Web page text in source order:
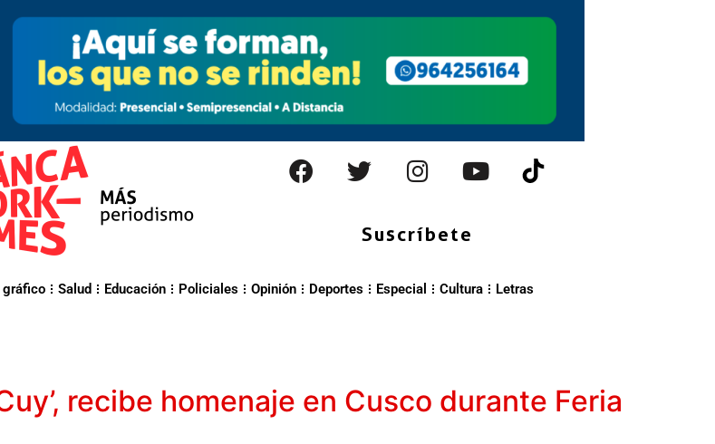
Suscríbete
gráfico Salud Educación Policiales Opinión Deportes Especial Cultura Letras
recibe homenaje en Cusco durante Feria